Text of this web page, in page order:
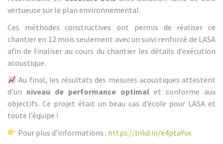
vertueuse sur le plan environnemental.
Ces méthodes constructives ont permis de réaliser ce
chantier en 12 mois seulement avec un suivi renforcé de LASA
afin de finaliser au cours du chantier les détails d’exécution
acoustique.
Au final, les résultats des mesures acoustiques attestent
d’un niveau de performance optimal et conforme aux
objectifs. Ce projet était un beau cas d’école pour LASA et
toute l’équipe !
Pour plus d’informations : https://lnkd.in/e4ptaYvx